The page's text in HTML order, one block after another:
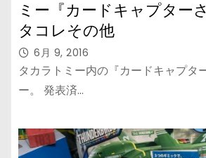
ミー『カードキャプター
タコレその他
6月 9, 2016
タカラトミー内の『カードキャプタ
ー。 発表済…